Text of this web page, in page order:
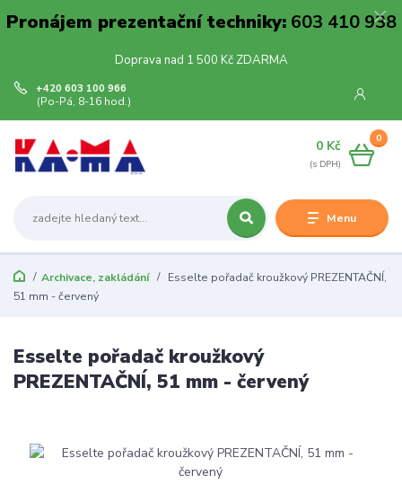
Pronájem prezentační techniky:603 410 938
Doprava nad 1 500 Kč ZDARMA
Menu
+420 603 100 966
(Po-Pá, 8-16 hod.)
0
0 Kč
Archivace, zakládání
Esselte pořadač kroužkový PREZENTAČNÍ,
51 mm - červený
Esselte pořadač kroužkový
PREZENTAČNÍ, 51 mm - červený